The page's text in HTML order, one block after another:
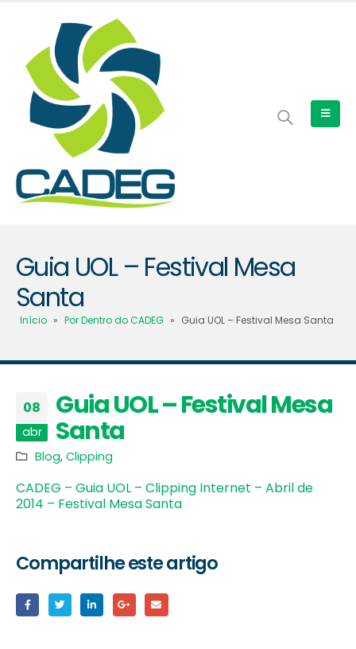
Guia UOL – Festival Mesa
Santa
Início » Por Dentro do CADEG » Guia UOL – Festival Mesa Santa
08
abr
Guia UOL – Festival Mesa
Santa
Blog,Clipping
CADEG – Guia UOL – Clipping Internet – Abril de
2014 – Festival Mesa Santa
Compartilhe este artigo